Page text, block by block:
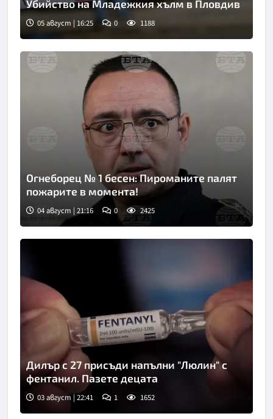
Убийство на Младежкия хълм в Пловдив
05 август | 16:25 0 1188
Огнеборец № 1 бесен: Пироманите палят
пожарите в момента!
04 август | 21:16 0 2425
Дилър с 27 присъди напълни "Люлин" с
фентанил. Пазете децата
03 август | 22:41 1 1652